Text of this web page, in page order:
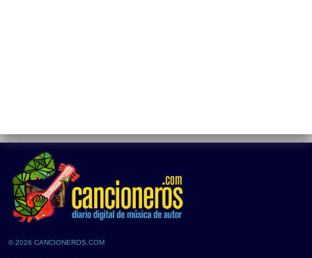
© 2026 CANCIONEROS.COM